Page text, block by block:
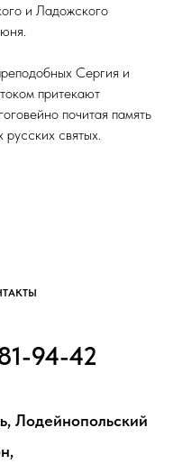
и Ладожского
Сергия и
притекают
почитая память
святых.
94-42
Лодейнопольский